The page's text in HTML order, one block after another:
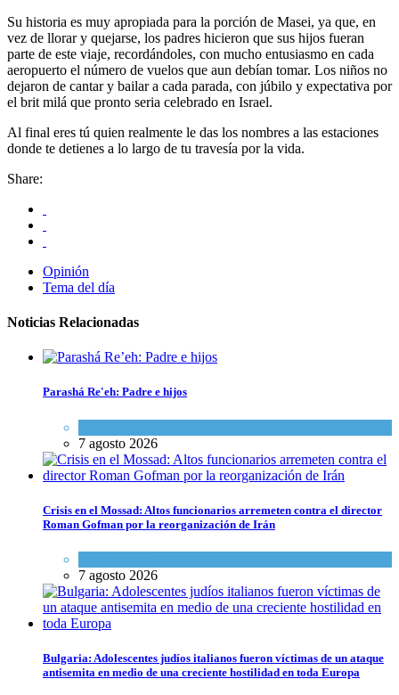
Su historia es muy apropiada para la porción de Masei, ya que, en
vez de llorar y quejarse, los padres hicieron que sus hijos fueran
parte de este viaje, recordándoles, con mucho entusiasmo en cada
aeropuerto el número de vuelos que aun debían tomar. Los niños no
dejaron de cantar y bailar a cada parada, con júbilo y expectativa por
el brit milá que pronto seria celebrado en Israel.
Al final eres tú quien realmente le das los nombres a las estaciones
donde te detienes a lo largo de tu travesía por la vida.
Share:
Opinión
Tema del día
Noticias Relacionadas
Parashá Re'eh: Padre e hijos
7 agosto 2026
Crisis en el Mossad: Altos funcionarios arremeten contra el director
Roman Gofman por la reorganización de Irán
7 agosto 2026
Bulgaria: Adolescentes judíos italianos fueron víctimas de un ataque
antisemita en medio de una creciente hostilidad en toda Europa